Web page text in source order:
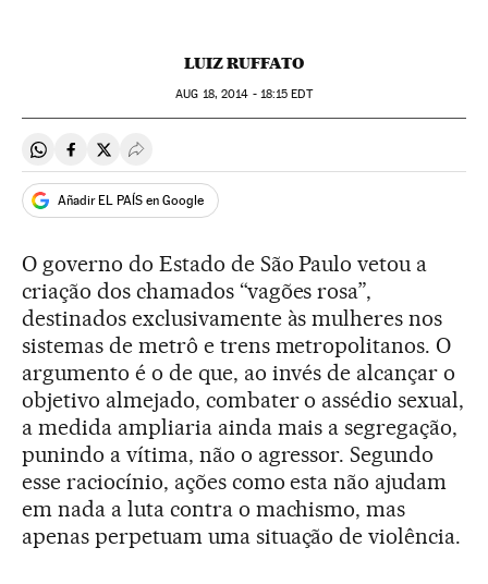
LUIZ RUFFATO
AUG 18, 2014 - 18:15 EDT
Compartir en Whatsapp
Compartir en Facebook
Compartir en Twitter
Desplegar Redes Sociales
Añadir EL PAÍS en Google
O governo do Estado de São Paulo vetou a
criação dos chamados “vagões rosa”,
destinados exclusivamente às mulheres nos
sistemas de metrô e trens metropolitanos. O
argumento é o de que, ao invés de alcançar o
objetivo almejado, combater o assédio sexual,
a medida ampliaria ainda mais a segregação,
punindo a vítima, não o agressor. Segundo
esse raciocínio, ações como esta não ajudam
em nada a luta contra o machismo, mas
apenas perpetuam uma situação de violência.